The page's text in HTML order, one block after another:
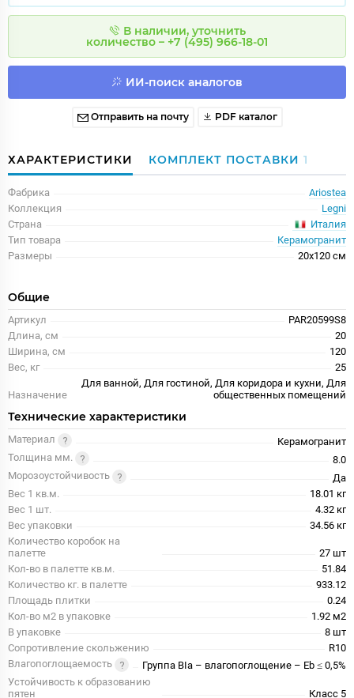
В наличии, уточнить
количество – +7 (495) 966-18-01
ИИ-поиск аналогов
Отправить на почту PDF каталог
ХАРАКТЕРИСТИКИ КОМПЛЕКТ ПОСТАВКИ 1
Фабрика
Ariostea
Коллекция
Legni
Страна
Италия
Тип товара
Керамогранит
Размеры
20x120 см
Общие
Артикул
PAR20599S8
Длина, см
20
Ширина, см
120
Вес, кг
25
Назначение
Для ванной, Для гостиной, Для коридора и кухни, Для
общественных помещений
Технические характеристики
Материал
Керамогранит
Толщина мм.
8.0
Морозоустойчивость
Да
Вес 1 кв.м.
18.01 кг
Вес 1 шт.
4.32 кг
Вес упаковки
34.56 кг
Количество коробок на
палетте
27 шт
Кол-во в палетте кв.м.
51.84
Количество кг. в палетте
933.12
Площадь плитки
0.24
Кол-во м2 в упаковке
1.92 м2
В упаковке
8 шт
Сопротивление скольжению
R10
Влагопоглощаемость
Группа BIa – влагопоглощение – Eb ≤ 0,5%
Устойчивость к образованию
пятен
Класс 5